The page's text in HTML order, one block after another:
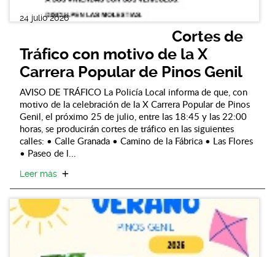
24 julio 2026
Cortes de
Tráfico con motivo de la X
Carrera Popular de Pinos Genil
AVISO DE TRÁFICO La Policía Local informa de que, con
motivo de la celebración de la X Carrera Popular de Pinos
Genil, el próximo 25 de julio, entre las 18:45 y las 22:00
horas, se producirán cortes de tráfico en las siguientes
calles: • Calle Granada • Camino de la Fábrica • Las Flores
• Paseo de l...
Leer más